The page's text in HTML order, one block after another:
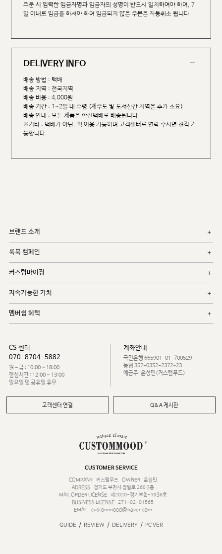
주문 시 입력한 입금자명과 입금자의 성명이 반드시 일치하여야 하며, 7
일 이내로 입금을 하셔야 하며 입금되지 않은 주문은 자동취소 됩니다.
DELIVERY INFO
배송 방법 : 택배
배송 지역 : 전국지역
배송 비용 : 4,000원
배송 기간 : 1~2일 내 수령 (제주도 및 도서산간 지역은 추가 소요)
배송 안내 : 모든 제품은 한진택배로 배송됩니다.
※기타 : 택배가 아닌, 퀵 이용 가능하며 고객센터로 연락 주시면 견적 가
능합니다.
브랜드 소개
룩북 캠페인
커스텀마이징
지속가능한 가치
멤버쉽 혜택
CS 센터
070-8704-5882
월 - 금 : 10:00 ~ 18:00
점심시간 : 12:00 ~ 13:00
일요일 및 공휴일 휴무
계좌안내
국민은행 665901-01-700529
농협 352-0352-2372-23
예금주: 윤성민(커스텀무드)
고객센터 연결 Q&A 게시판
CUSTOMER SERVICE
COMPANY
커스텀무드 OWNER
윤성민
ADRESS
경기도 부천시 장말로 260 3층
MAIL ORDER LICENSE
제2020-경기부천-1936호
BUSINESS LICENSE 271-02-01565
EMAIL
custommood@naver.com
GUIDE / REVIEW / DELIVERY / PC VER